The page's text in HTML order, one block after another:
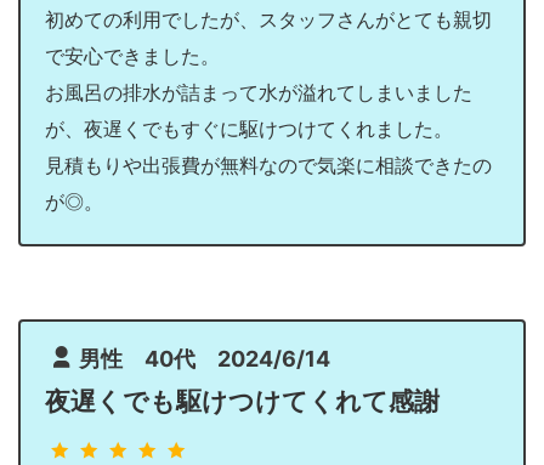
初めての利用でしたが、スタッフさんがとても親切
で安心できました。
お風呂の排水が詰まって水が溢れてしまいました
が、夜遅くでもすぐに駆けつけてくれました。
見積もりや出張費が無料なので気楽に相談できたの
が◎。
男性 40代 2024/6/14
夜遅くでも駆けつけてくれて感謝